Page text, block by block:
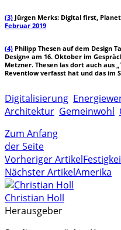
(3) Jürgen Merks: Digital first,
Februar 2019
(4) Philipp Thesen auf dem Design
Design« am 16. Oktober im
Metzner. Thesen las dort auch aus
Reventlow verfasst hat und das im
Digitalisierung
Architektur Gemeinwohl
Zum Anfang
der Seite
Vorheriger Artikel
Nächster ArtikelAmerika
Christian Holl
Herausgeber